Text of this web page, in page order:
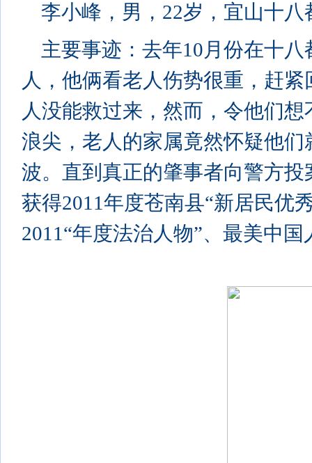
李小峰，男，22岁，宜山十
主要事迹：去年10月份在十
人，他俩看老人伤势很重，赶
人没能救过来，然而，令他们
浪尖，老人的家属竟然怀疑他
波。直到真正的肇事者向警方
获得2011年度苍南县“新居民优
2011“年度法治人物”、最美中